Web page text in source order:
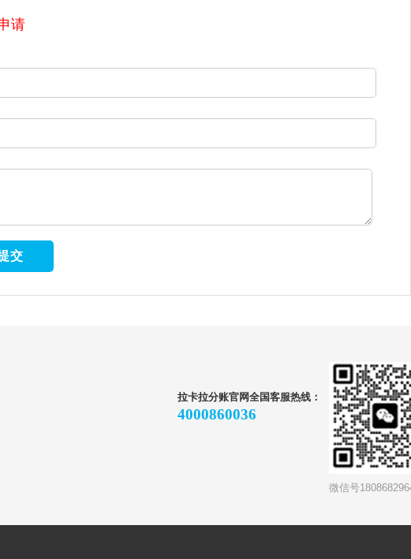
请
微信号
拉卡拉分账官网全国客服热线：
4000860036